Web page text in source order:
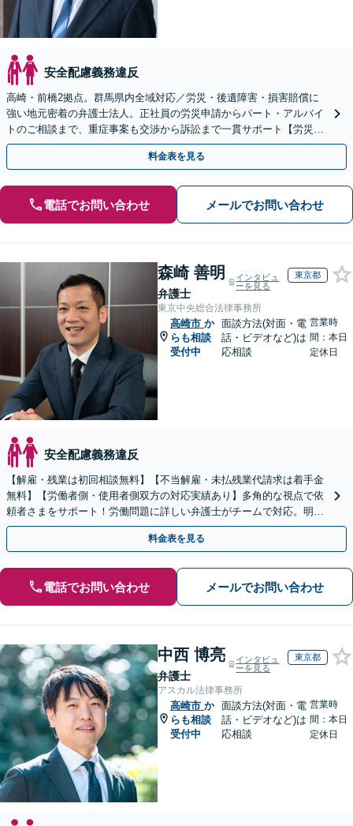
安全配慮義務違反
高崎・前橋2拠点。群馬県内全域対応／労災・後遺障害・損害賠償に
強い地元密着の弁護士法人。正社員の労災申請からパート・アルバイ
トのご相談まで、重症事案も交渉から訴訟まで一貫サポート【労災問
題・何度でも相談無料】
料金表を見る
電話でお問い合わせ メールでお問い合わせ
森崎 善明
弁護士
インタビュ
ーを見る
東京都
東京中央総合法律事務所
高崎市 か
らも相談
受付中
面談方法(対面・電
話・ビデオなど)は
応相談
営業時
間：本日
定休日
安全配慮義務違反
【解雇・残業は初回相談無料】【不当解雇・未払残業代請求は着手金
無料】【労働者側・使用者側双方の対応実績あり】多角的な視点で依
頼者さまをサポート！労働問題に詳しい弁護士がチームで対応。明快
な料金設定／初回相談の際にご説明【休日・夜間相談可】
料金表を見る
電話でお問い合わせ メールでお問い合わせ
中西 博亮
弁護士
インタビュ
ーを見る
東京都
アスカル法律事務所
高崎市 か
らも相談
受付中
面談方法(対面・電
話・ビデオなど)は
応相談
営業時
間：本日
定休日